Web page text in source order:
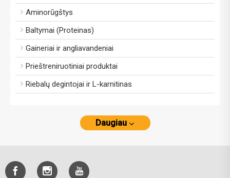
Aminorūgštys
Baltymai (Proteinas)
Gaineriai ir angliavandeniai
Prieštreniruotiniai produktai
Riebalų degintojai ir L-karnitinas
Daugiau